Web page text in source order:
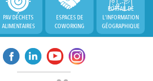
PAV DÉCHETS
ALIMENTAIRES
ESPACES DE
COWORKING
PORTAIL DE
L'INFORMATION
GÉOGRAPHIQUE